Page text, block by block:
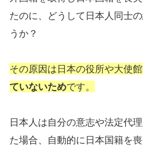
たのに、どうして日本人同士
うか？
その原因は日本の役所や大使館
ていないためです。
日本人は自分の意志や法定代
た場合、自動的に日本国籍を喪